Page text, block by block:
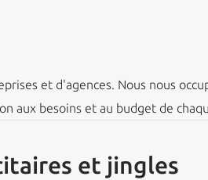
et d'agences. Nous nous
aux besoins et au budget de
et jingles